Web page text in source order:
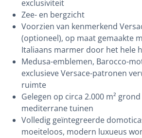
exclusiviteit
Zee- en bergzicht
Voorzien van kenmerkend
(optioneel), op maat gemaakte
Italiaans marmer door het hele
Medusa-emblemen, Barocco-
exclusieve Versace-patronen
ruimte
Gelegen op circa 2.000 m²
mediterrane tuinen
Volledig geïntegreerde
moeiteloos, modern luxueus